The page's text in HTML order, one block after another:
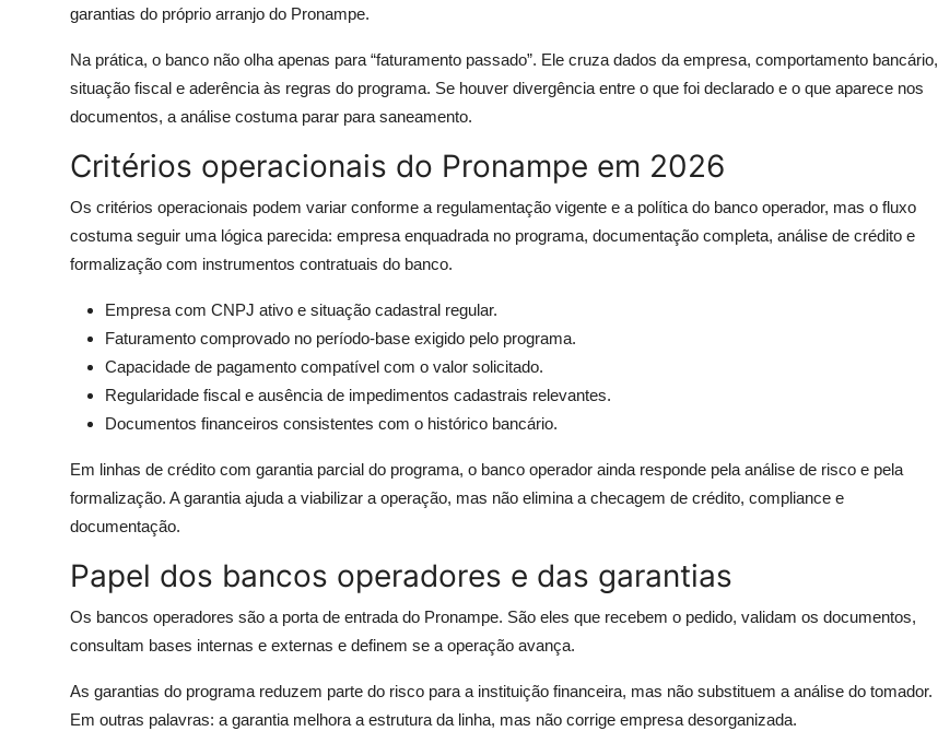
garantias do próprio arranjo do Pronampe.
Na prática, o banco não olha apenas para “faturamento passado”. Ele cruza dados da empresa, comportamento bancário,
situação fiscal e aderência às regras do programa. Se houver divergência entre o que foi declarado e o que aparece nos
documentos, a análise costuma parar para saneamento.
Critérios operacionais do Pronampe em 2026
Os critérios operacionais podem variar conforme a regulamentação vigente e a política do banco operador, mas o fluxo
costuma seguir uma lógica parecida: empresa enquadrada no programa, documentação completa, análise de crédito e
formalização com instrumentos contratuais do banco.
Empresa com CNPJ ativo e situação cadastral regular.
Faturamento comprovado no período-base exigido pelo programa.
Capacidade de pagamento compatível com o valor solicitado.
Regularidade fiscal e ausência de impedimentos cadastrais relevantes.
Documentos financeiros consistentes com o histórico bancário.
Em linhas de crédito com garantia parcial do programa, o banco operador ainda responde pela análise de risco e pela
formalização. A garantia ajuda a viabilizar a operação, mas não elimina a checagem de crédito, compliance e
documentação.
Papel dos bancos operadores e das garantias
Os bancos operadores são a porta de entrada do Pronampe. São eles que recebem o pedido, validam os documentos,
consultam bases internas e externas e definem se a operação avança.
As garantias do programa reduzem parte do risco para a instituição financeira, mas não substituem a análise do tomador.
Em outras palavras: a garantia melhora a estrutura da linha, mas não corrige empresa desorganizada.